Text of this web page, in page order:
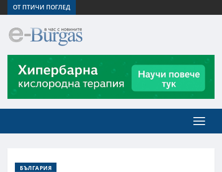
ОТ ПТИЧИ ПОГЛЕД
БЪЛГАРИЯ